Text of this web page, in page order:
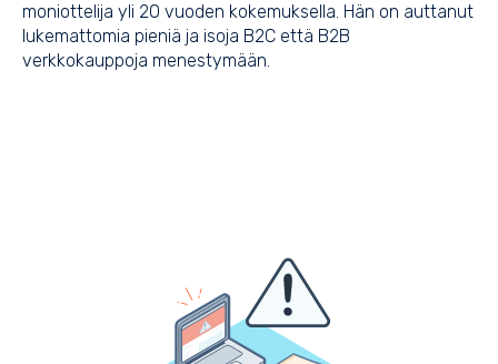
moniottelija yli 20 vuoden kokemuksella. Hän on auttanut
lukemattomia pieniä ja isoja B2C että B2B
verkkokauppoja menestymään.